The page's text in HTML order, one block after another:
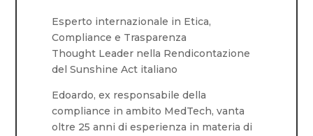
Esperto internazionale in Etica,
Compliance e Trasparenza
Thought Leader nella Rendicontazione
del Sunshine Act italiano
Edoardo, ex responsabile della
compliance in ambito MedTech, vanta
oltre 25 anni di esperienza in materia di